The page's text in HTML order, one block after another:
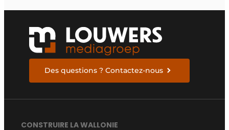
Des questions ? Contactez-nous
CONSTRUIRE LA WALLONIE